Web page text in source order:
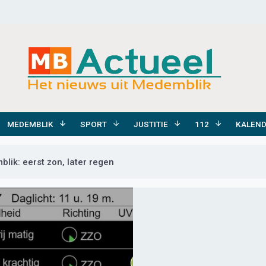
MEDEMBLIK SPORT JUSTITIE 112
eerst zon, later regen